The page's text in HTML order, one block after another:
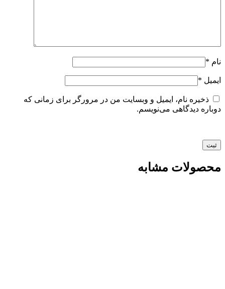
نام *
ایمیل *
ذخیره نام، ایمیل و وبسایت من در مرورگر برای زمانی که
دوباره دیدگاهی می‌نویسم.
محصولات مشابه